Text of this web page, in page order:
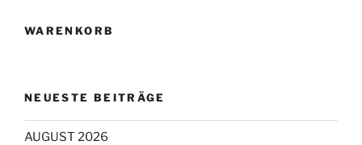
WARENKORB
NEUESTE BEITRÄGE
AUGUST 2026